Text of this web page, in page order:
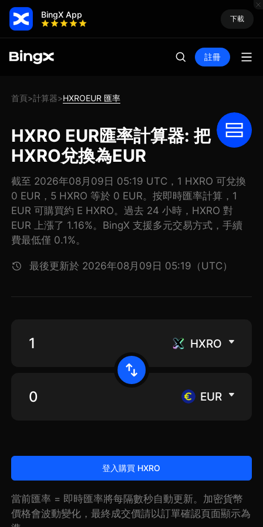
BingX App 下載
註冊
首頁>計算器>HXROEUR 匯率
HXRO EUR匯率計算器: 把
HXRO兌換為EUR
截至 2026年08月09日 05:19 UTC，1 HXRO 可兌換
0 EUR，5 HXRO 等於 0 EUR。按即時匯率計算，1
EUR 可購買約 E HXRO。過去 24 小時，HXRO 對
EUR 上漲了 1.16%。BingX 支援多元交易方式，手續
費最低僅 0.1%。
最後更新於 2026年08月09日 05:19（UTC）
HXRO
EUR
登入購買 HXRO
當前匯率 = 即時匯率將每隔數秒自動更新。加密貨幣
價格會波動變化，最終成交價請以訂單確認頁面顯示為